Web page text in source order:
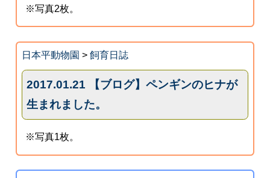
※写真2枚。
日本平動物園 > 飼育日誌
2017.01.21 【ブログ】ペンギンのヒナが
生まれました。
※写真1枚。